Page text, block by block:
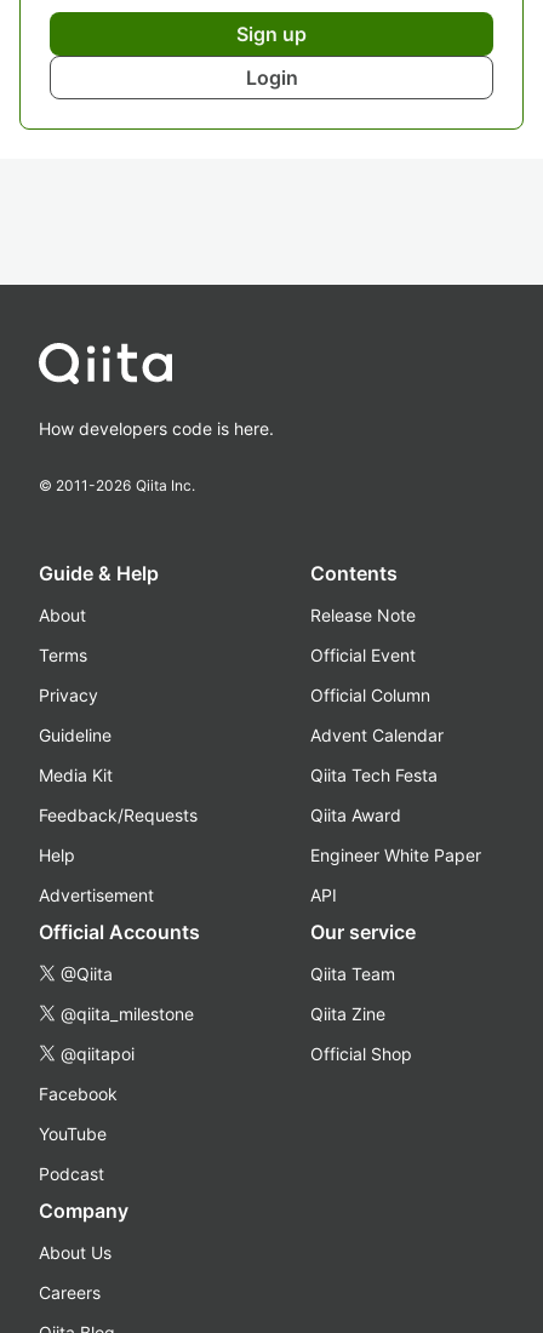
Sign up
Login
How developers code is here.
© 2011-2026 Qiita Inc.
Guide & Help
About
Terms
Privacy
Guideline
Media Kit
Feedback/Requests
Help
Advertisement
Contents
Release Note
Official Event
Official Column
Advent Calendar
Qiita Tech Festa
Qiita Award
Engineer White Paper
API
Official Accounts
@Qiita
@qiita_milestone
@qiitapoi
Facebook
YouTube
Podcast
Our service
Qiita Team
Qiita Zine
Official Shop
Company
About Us
Careers